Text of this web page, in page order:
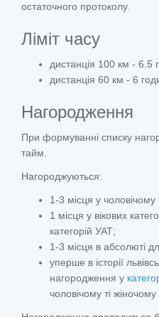
остаточного протоколу.
Ліміт часу
дистанція 100 км - 6.5
дистанція 60 км - 6
Нагородження
При формуванні списку
тайм.
Нагороджуються:
1-3 місця у
1 місця у вікових
категорій УАТ;
1-3 місця в абсолюті
уперше в історії
нагородження у
чоловічому ті